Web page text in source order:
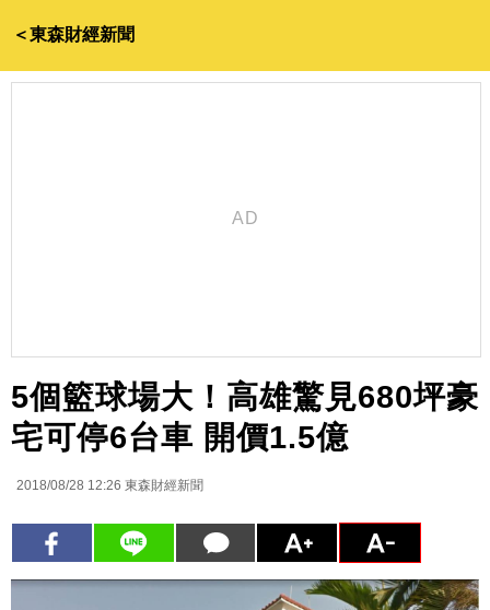
＜東森財經新聞
5個籃球場大！高雄驚見680坪豪
宅可停6台車 開價1.5億
2018/08/28 12:26 東森財經新聞